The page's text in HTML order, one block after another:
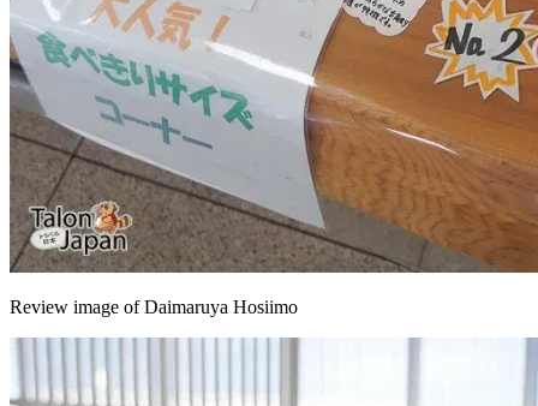
Review image of Daimaruya Hosiimo